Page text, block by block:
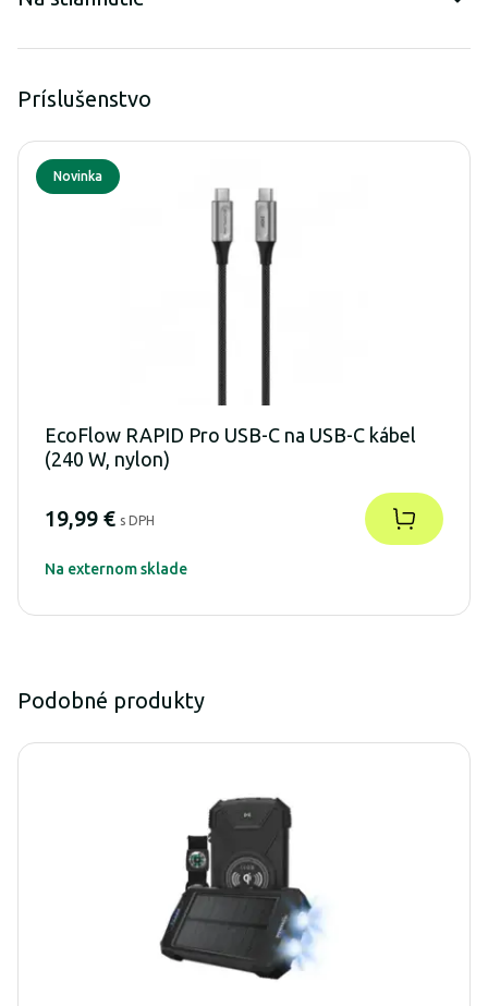
Príslušenstvo
Novinka
EcoFlow RAPID Pro USB-C na USB-C kábel
(240 W, nylon)
19,99 € s DPH
Na externom sklade
Podobné produkty